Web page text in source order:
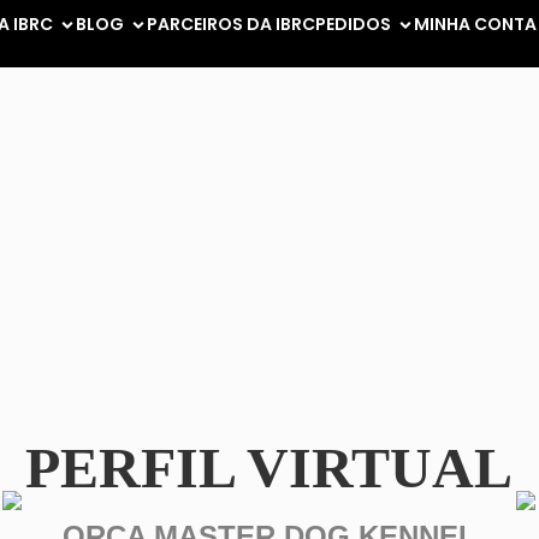
IBRC BLOG PARCEIROS DA IBRCPEDIDOS MINHA CONTA
PERFIL VIRTUAL